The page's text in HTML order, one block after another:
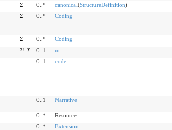
Σ 0..* canonical(StructureDefinition)
Σ 0..* Coding
Σ 0..* Coding
?! Σ 0..1 uri
0..1 code
0..1 Narrative
0..* Resource
0..* Extension